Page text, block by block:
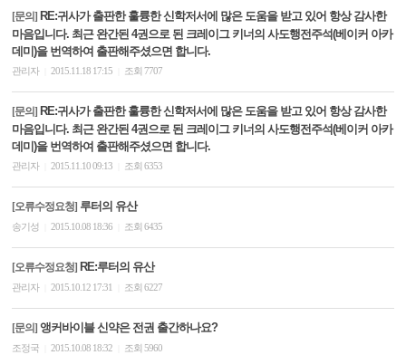
[문의] RE:귀사가 출판한 훌륭한 신학저서에 많은 도움을 받고 있어 항상 감사한
마음입니다. 최근 완간된 4권으로 된 크레이그 키너의 사도행전주석(베이커 아카
데미)을 번역하여 출판해주셨으면 합니다.
관리자 2015.11.18 17:15 조회 7707
[문의] RE:귀사가 출판한 훌륭한 신학저서에 많은 도움을 받고 있어 항상 감사한
마음입니다. 최근 완간된 4권으로 된 크레이그 키너의 사도행전주석(베이커 아카
데미)을 번역하여 출판해주셨으면 합니다.
관리자 2015.11.10 09:13 조회 6353
[오류수정요청] 루터의 유산
송기성 2015.10.08 18:36 조회 6435
[오류수정요청] RE:루터의 유산
관리자 2015.10.12 17:31 조회 6227
[문의] 앵커바이블 신약은 전권 출간하나요?
조정국 2015.10.08 18:32 조회 5960